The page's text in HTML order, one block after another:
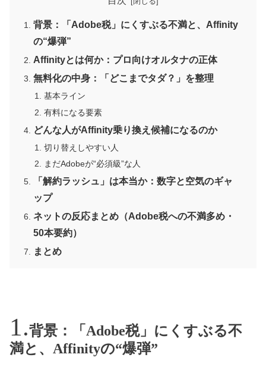
背景：「Adobe税」にくすぶる不満と、Affinity
の“爆弾”
Affinityとは何か：プロ向けオルタナの正体
無料化の中身：「どこまでタダ？」を整理
基本ライン
有料になる要素
どんな人がAffinity乗り換え候補になるのか
切り替えしやすい人
まだAdobeが“必須級”な人
「解約ラッシュ」は本当か：数字と空気のギャ
ップ
ネットの反応まとめ（Adobe税への不満多め・
50本要約）
まとめ
背景：「Adobe税」にくすぶる不
満と、Affinityの“爆弾”